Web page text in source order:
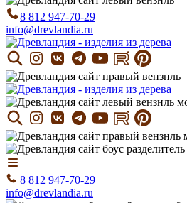
8 812 947-70-29
info@drevlandia.ru
8 812 947-70-29
info@drevlandia.ru